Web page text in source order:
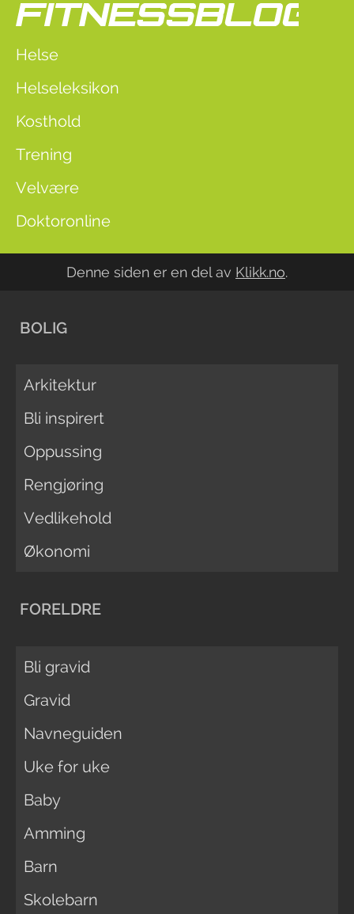
Helse
Helseleksikon
Kosthold
Trening
Velvære
Doktoronline
Denne siden er en del av Klikk.no.
BOLIG
Arkitektur
Bli inspirert
Oppussing
Rengjøring
Vedlikehold
Økonomi
FORELDRE
Bli gravid
Gravid
Navneguiden
Uke for uke
Baby
Amming
Barn
Skolebarn